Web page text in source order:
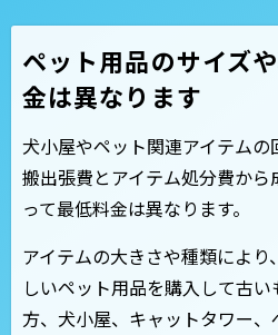
ペット用品のサイズ
金は異なります
犬小屋やペット関連アイテム
搬出張費とアイテム処分費から
って最低料金は異なります。
アイテムの大きさや種類により
しいペット用品を購入して古
方、犬小屋、キャットタワー